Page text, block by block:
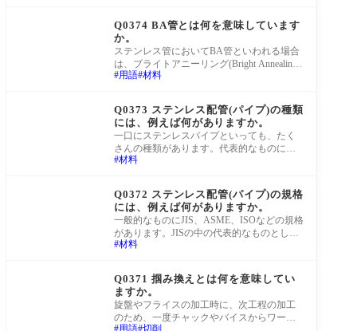
Q0374 BA管とは何を意味しています
か。
ステンレス管においてBA管といわれる場合
は、ブライトアニーリング(Bright Annealing
光輝焼鈍)処理を施されたパイプのことを指
用語 材料
Q0373 ステンレス配管(パイプ)の種類
には、例えば何がありますか。
一口にステンレスパイプといっても、たく
さんの種類があります。代表的なものに、
下記のような種類があります。・サニタリ
材料
Q0372 ステンレス配管(パイプ)の規格
には、例えば何がありますか。
一般的なものにJIS、ASME、ISOなどの規格
があります。JISの中の代表的なものとして
は、下記のような規格があります。・JIS G
材料
Q0371 掴み換えとは何を意味してい
ますか。
旋盤やフライスの加工時に、次工程の加工
のため、一度チャックやバイスからワーク
用語 切削